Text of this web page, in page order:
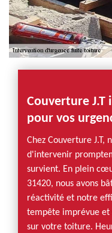
Couverture
pour vos
Chez Couverture J.T,
d'intervenir
survient. En plein
31420, nous avons
réactivité et notre
tempête imprévue et
sur votre toiture.